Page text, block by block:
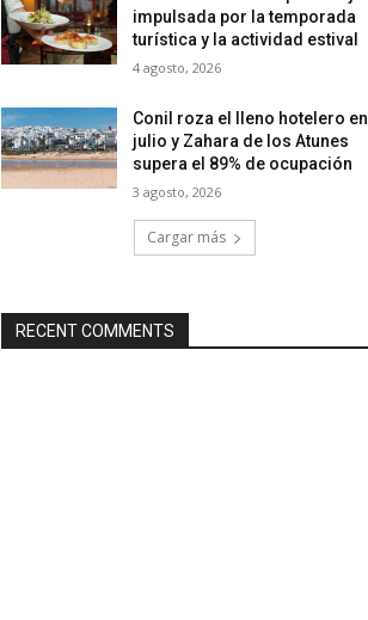
impulsada por la temporada
turística y la actividad estival
4 agosto, 2026
Conil roza el lleno hotelero en
julio y Zahara de los Atunes
supera el 89% de ocupación
3 agosto, 2026
Cargar más
RECENT COMMENTS